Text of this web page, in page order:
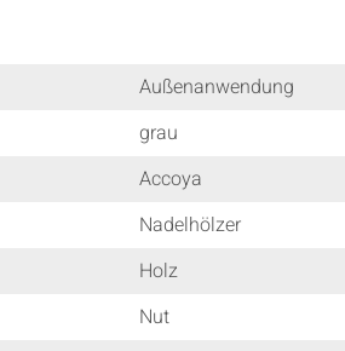
Außenanwendung
grau
Accoya
Nadelhölzer
Holz
Nut